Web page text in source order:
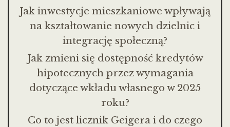
Jak inwestycje mieszkaniowe wpływają
na kształtowanie nowych dzielnic i
integrację społeczną?
Jak zmieni się dostępność kredytów
hipotecznych przez wymagania
dotyczące wkładu własnego w 2025
roku?
Co to jest licznik Geigera i do czego